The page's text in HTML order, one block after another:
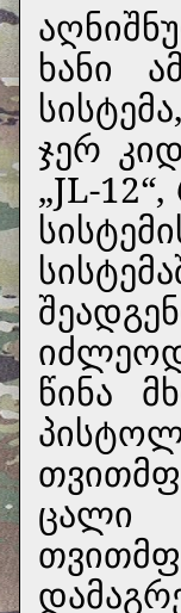
ხანი
ჯერ
„JL-
წინა
ცალი